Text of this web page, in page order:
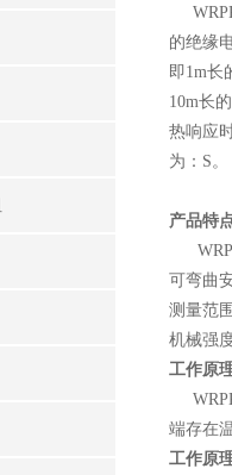
的绝缘
即1m长
10m长
热响应
为：S。
产品特
可弯曲
测量范
机械强
工作原
端存在
工作原